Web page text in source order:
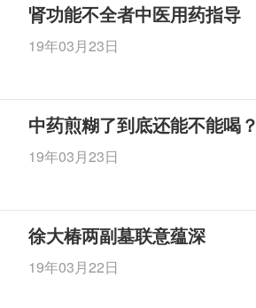
肾功能不全者中医用药指导
19年03月23日
中药煎糊了到底还能不能喝？
19年03月23日
徐大椿两副墓联意蕴深
19年03月22日